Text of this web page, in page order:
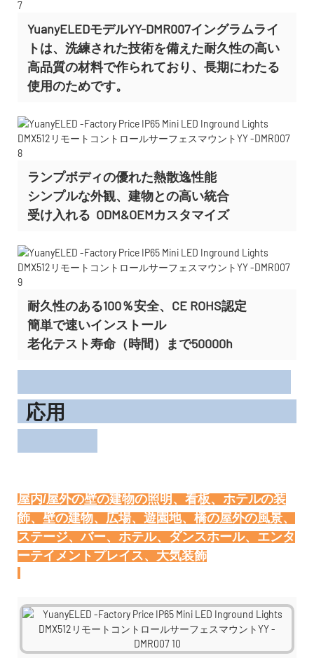
YuanyELEDモデルYY-DMR007イングラムライ
トは、洗練された技術を備えた耐久性の高い
高品質の材料で作られており、長期にわたる
使用のためです。
ランプボディの優れた熱散逸性能
シンプルな外観、建物との高い統合
受け入れる ODM&OEMカスタマイズ
耐久性のある100％安全、CE ROHS認定
簡単で速いインストール
老化テスト寿命（時間）まで50000h
応用
屋内/屋外の壁の建物の照明、看板、ホテルの装
飾、壁の建物、広場、遊園地、橋の屋外の風景、
ステージ、バー、ホテル、ダンスホール、エンタ